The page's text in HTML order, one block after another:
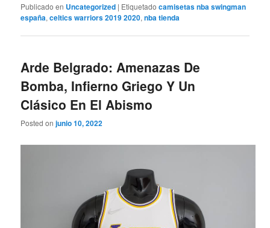
Publicado en Uncategorized | Etiquetado camisetas nba swingman
españa,celtics warriors 2019 2020,nba tienda
Arde Belgrado: Amenazas De
Bomba, Infierno Griego Y Un
Clásico En El Abismo
Posted onjunio 10, 2022